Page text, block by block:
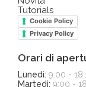
Tutorials
Cookie Policy
Privacy Policy
Orari di
Lunedì: 9:00 -
Martedì: 9:00 -